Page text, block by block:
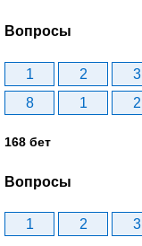
Вопросы
1 2 3
8
1 2
168 бет
Вопросы
1 2 3